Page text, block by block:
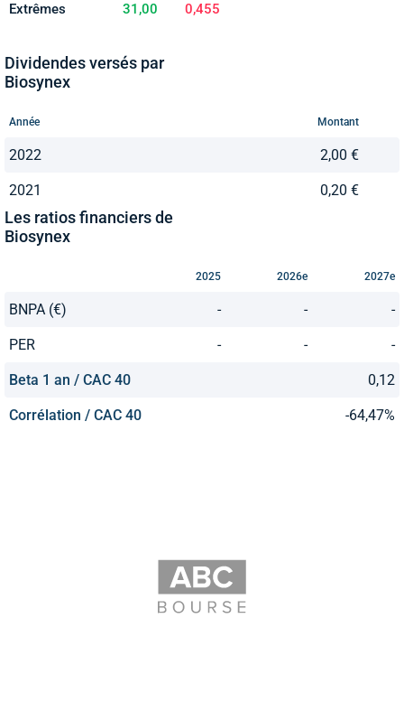
Extrêmes 31,00 0,455
Dividendes versés par
Biosynex
Année Montant
2022 2,00 €
2021 0,20 €
Les ratios financiers de
Biosynex
2025 2026e 2027e
BNPA (€) - - -
PER - - -
Beta 1 an / CAC 40 0,12
Corrélation / CAC 40 -64,47%